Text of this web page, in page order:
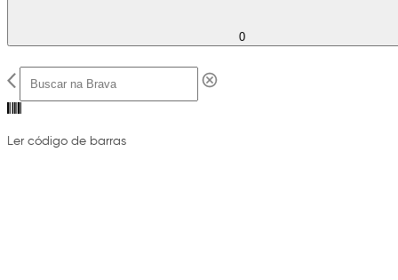
0
Ler código de barras